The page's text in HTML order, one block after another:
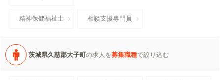
精神保健福祉士 相談支援専門員
茨城県久慈郡大子町の求人を募集職種で絞り込む